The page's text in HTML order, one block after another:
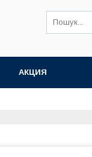
АКЦИЯ